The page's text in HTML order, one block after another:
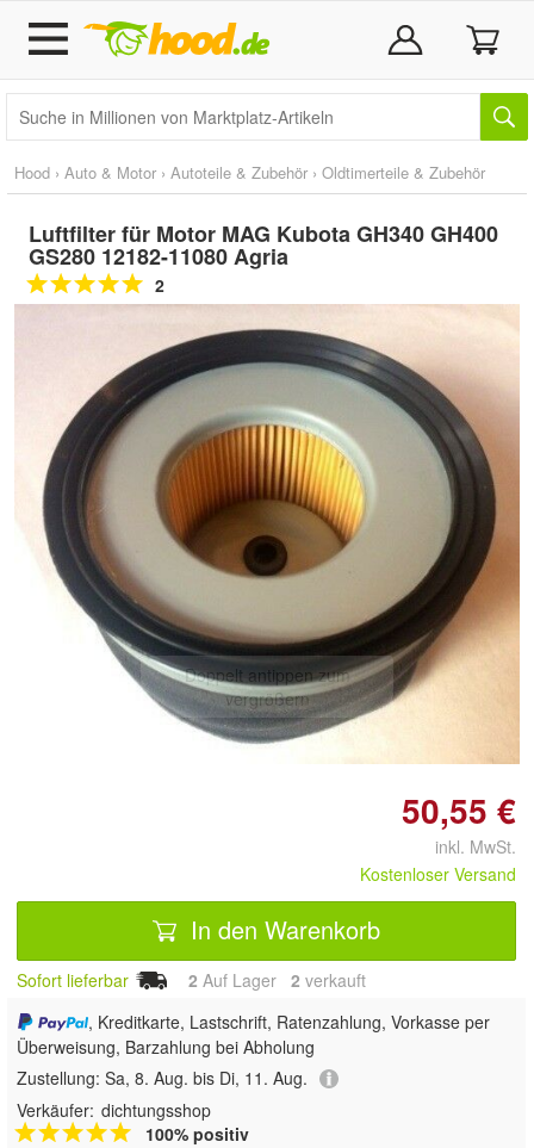
Hood › Auto & Motor › Autoteile & Zubehör › Oldtimerteile & Zubehör
Luftfilter für Motor MAG Kubota GH340 GH400
GS280 12182-11080 Agria
2
Doppelt antippen zum
vergrößern
50,55 €
inkl. MwSt.
Kostenloser Versand
In den Warenkorb
Sofort lieferbar 2 Auf Lager 2 verkauft
, Kreditkarte, Lastschrift, Ratenzahlung, Vorkasse per
Überweisung, Barzahlung bei Abholung
Zustellung: Sa, 8. Aug. bis Di, 11. Aug.
Verkäufer: dichtungsshop
100% positiv